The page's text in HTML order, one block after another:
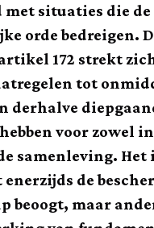
met situaties die
orde bedreigen.
172 strekt
tot
derhalve
voor zowel
samenleving. Het
de
beoogt, maar